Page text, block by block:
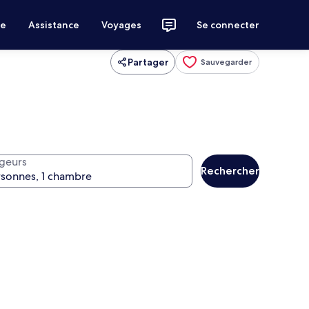
Assistance Voyages Se connecter
Partager Sauvegarder
Rechercher